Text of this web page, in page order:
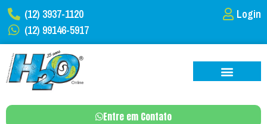
(12) 3937-1120
(12) 99146-5917
Login
Entre em Contato